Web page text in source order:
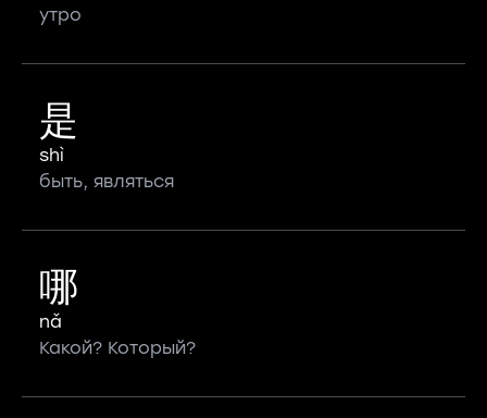
утро
是
shì
быть, являться
哪
nǎ
Какой? Который?